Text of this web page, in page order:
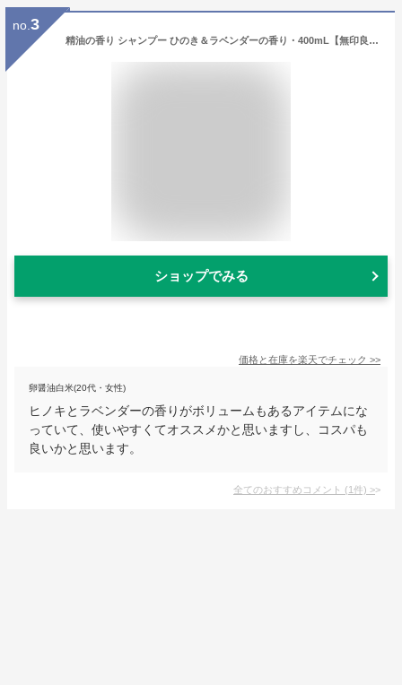
no. 3
精油の香り シャンプー ひのき＆ラベンダーの香り・400mL【無印良品 公式】
ショップでみる
価格と在庫を楽天でチェック >>
卵醤油白米(20代・女性)
ヒノキとラベンダーの香りがボリュームもあるアイテムにな
っていて、使いやすくてオススメかと思いますし、コスパも
良いかと思います。
全てのおすすめコメント (1件) >